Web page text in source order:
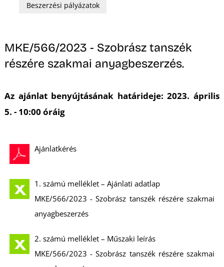
Beszerzési pályázatok
MKE/566/2023 - Szobrász tanszék
részére szakmai anyagbeszerzés.
Az ajánlat benyújtásának határideje: 2023. április
5. - 10:00 óráig
Ajánlatkérés
1. számú melléklet – Ajánlati adatlap
MKE/566/2023 - Szobrász tanszék részére szakmai
anyagbeszerzés
2. számú melléklet – Műszaki leírás
MKE/566/2023 - Szobrász tanszék részére szakmai